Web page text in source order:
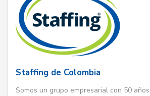
Staffing de Colombia
Somos un grupo empresarial con 50